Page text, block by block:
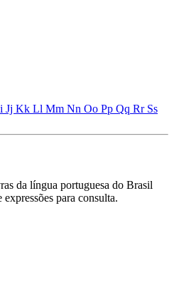
Jj Kk Ll Mm Nn Oo Pp Qq Rr Ss
da língua portuguesa do Brasil
para consulta.